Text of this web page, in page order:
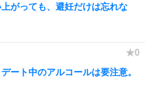
がっても、避妊だけは忘れな
ート中のアルコールは要注意。